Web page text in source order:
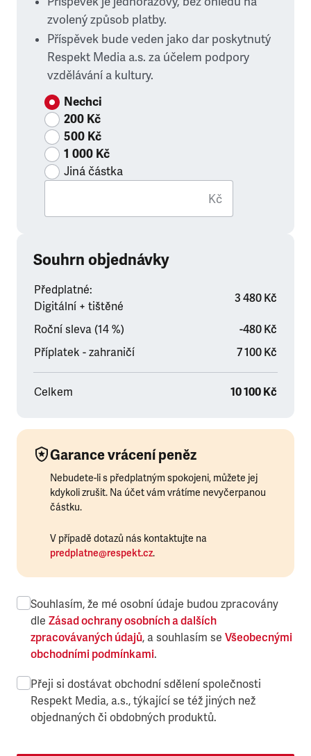
zvolený způsob platby.
Příspěvek bude veden jako dar poskytnutý
Respekt Media a.s. za účelem podpory
vzdělávání a kultury.
Nechci
200 Kč
500 Kč
1 000 Kč
Jiná částka
Kč
Souhrn objednávky
Předplatné:
Digitální + tištěné
3 480 Kč
Roční sleva (14 %)
-480 Kč
Příplatek - zahraničí
7 100 Kč
Celkem 10 100 Kč
Garance vrácení peněz
Nebudete-li s předplatným spokojeni, můžete jej
kdykoli zrušit. Na účet vám vrátíme nevyčerpanou
částku.
V případě dotazů nás kontaktujte na
predplatne@respekt.cz.
Souhlasím, že mé osobní údaje budou zpracovány
dle Zásad ochrany osobních a dalších
zpracovávaných údajů, a souhlasím se Všeobecnými
obchodními podmínkami.
Přeji si dostávat obchodní sdělení společnosti
Respekt Media, a.s., týkající se též jiných než
objednaných či obdobných produktů.